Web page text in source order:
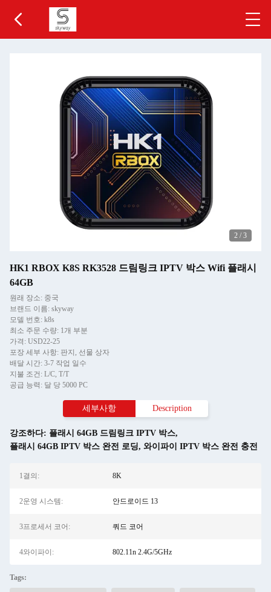
2 / 3
HK1 RBOX K8S RK3528 드림링크 IPTV 박스 Wifi 플래시
64GB
원래 장소: 중국
브랜드 이름: skyway
모델 번호: k8s
최소 주문 수량: 1개 부분
가격: USD22-25
포장 세부 사항: 판지, 선물 상자
배달 시간: 3-7 작업 일수
지불 조건: L/C, T/T
공급 능력: 달 당 5000 PC
세부사항 Description
강조하다: 플래시 64GB 드림링크 IPTV 박스,
플래시 64GB IPTV 박스 완전 로딩, 와이파이 IPTV 박스 완전 충전
1결의: 8K
2운영 시스템: 안드로이드 13
3프로세서 코어: 쿼드 코어
4와이파이: 802.11n 2.4G/5GHz
Tags: